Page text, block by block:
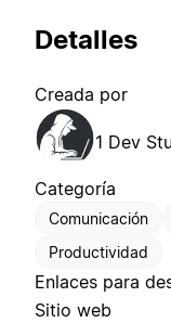
Detalles
Creada por
1 Dev
Categoría
Comunicación
Productividad
Enlaces para
Sitio web